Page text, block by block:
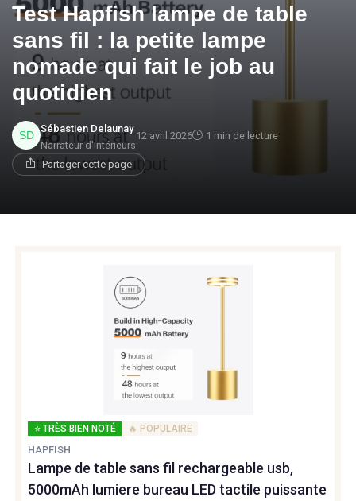
Test Hapfish lampe de table
sans fil : la petite lampe
nomade qui fait le job au
quotidien
Sébastien Delaunay
Narrateur d'intérieurs
12 avril 2026 1 min de lecture
Partager cette page
⭐ TRÈS BIEN NOTÉ 🔥 POPULAIRE
HAPFISH
Lampe de table sans fil rechargeable usb,
5000mAh lumiere bureau LED tactile puissante